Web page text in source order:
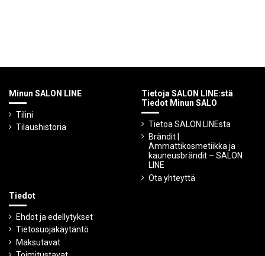
Minun SALON LINE
Tilini
Tilaushistoria
Tietoja SALON LINE:stä
Tiedot Minun SALO
Tietoa SALON LINEsta
Brändit |
Ammattikosmetiikka ja
kauneusbrändit – SALON
LINE
Ota yhteyttä
Tiedot
Ehdot ja edellytykset
Tietosuojakäytäntö
Maksutavat